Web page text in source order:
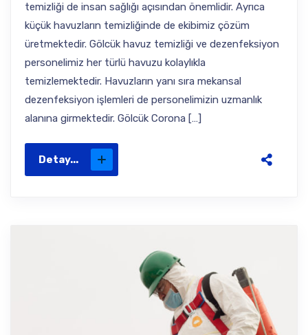
temizliği de insan sağlığı açısından önemlidir. Ayrıca
küçük havuzların temizliğinde de ekibimiz çözüm
üretmektedir. Gölcük havuz temizliği ve dezenfeksiyon
personelimiz her türlü havuzu kolaylıkla
temizlemektedir. Havuzların yanı sıra mekansal
dezenfeksiyon işlemleri de personelimizin uzmanlık
alanına girmektedir. Gölcük Corona […]
Detay...